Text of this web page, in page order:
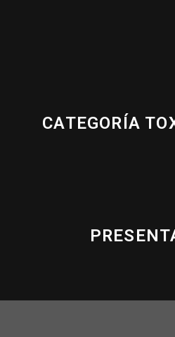
CATEGORÍA